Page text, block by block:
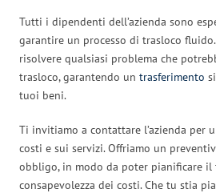
Tutti i dipendenti dell’azienda sono
garantire un processo di trasloco
risolvere qualsiasi problema che
trasloco, garantendo un trasferimento
tuoi beni.
Ti invitiamo a contattare l’azienda per
costi e sui servizi. Offriamo un
obbligo, in modo da poter pianificare il
consapevolezza dei costi. Che tu stia